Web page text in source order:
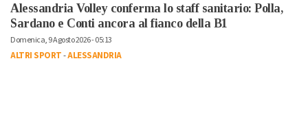
Alessandria Volley conferma lo staff sanitario: Polla,
Sardano e Conti ancora al fianco della B1
Domenica, 9 Agosto 2026 - 05:13
ALTRI SPORT-ALESSANDRIA